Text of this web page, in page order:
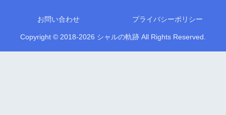
お問い合わせ プライバシーポリシー
Copyright © 2018-2026 シャルの軌跡 All Rights Reserved.